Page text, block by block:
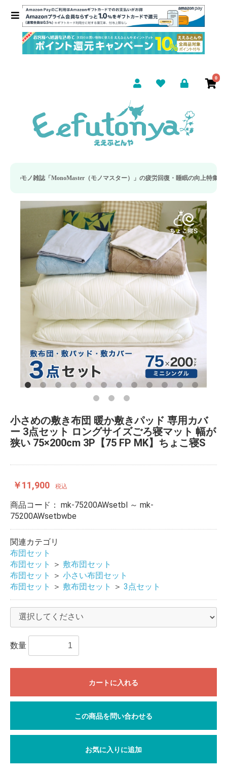
0
モノマスター）」の疲労回復・睡眠の向上特集に当社のリカバリー枕カバーが
小さめの敷き布団 暖か敷きパッド 専用カバ
ー 3点セット ロングサイズごろ寝マット 幅が
狭い 75×200cm 3P【75 FP MK】ちょこ寝S
￥11,900 税込
商品コード： mk-75200AWsetbl ～ mk-
75200AWsetbwbe
関連カテゴリ
布団セット
布団セット
＞ 敷布団セット
布団セット
＞ 小さい布団セット
布団セット
＞ 敷布団セット ＞ 3点セット
数量
カートに入れる
この商品を問い合わせる
お気に入りに追加